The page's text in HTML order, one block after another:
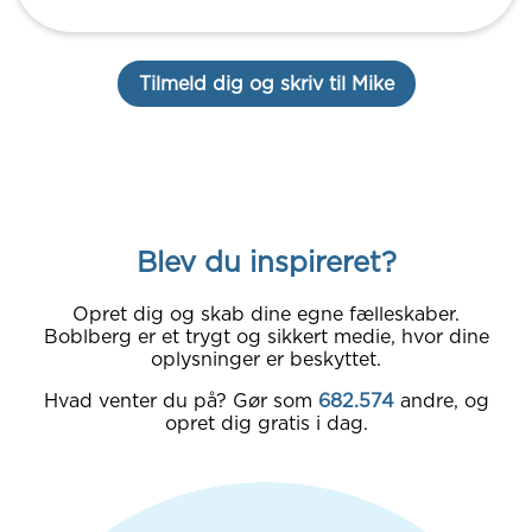
Tilmeld dig og skriv til Mike
Blev du inspireret?
Opret dig og skab dine egne fælleskaber.
Boblberg er et trygt og sikkert medie, hvor dine
oplysninger er beskyttet.
Hvad venter du på? Gør som 682.574 andre, og
opret dig gratis i dag.